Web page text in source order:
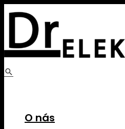
Preskočiť
Hľadať
O nás